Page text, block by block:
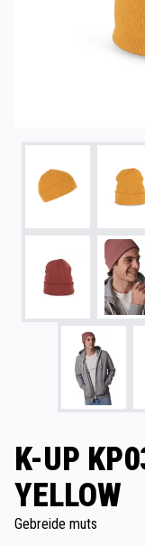
K-UP
YELLOW
Gebreide muts